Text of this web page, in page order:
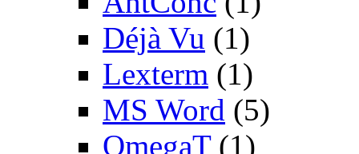
Déjà Vu (1)
Lexterm (1)
MS Word (5)
OmegaT(1)